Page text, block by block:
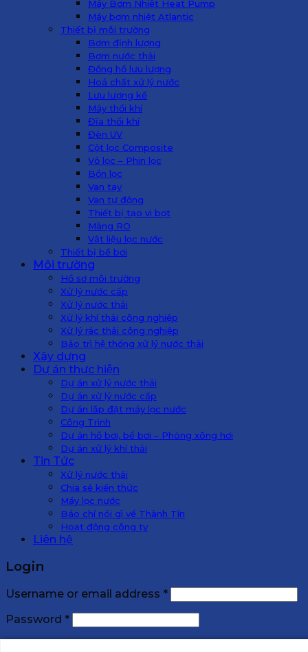
Máy Bơm Nhiệt Heat Pump
Máy bơm nhiệt Atlantic
Thiết bị môi trường
Bơm định lượng
Bơm nước thải
Đồng hồ lưu lượng
Hoá chất xử lý nước
Lưu lượng kế
Máy thổi khí
Đĩa thổi khí
Đèn UV
Cột lọc Composite
Vỏ lọc – Phin lọc
Bồn lọc
Van tay
Van tự động
Thiết bị tạo vi bọt
Màng RO
Vật liệu lọc nước
Thiết bị bể bơi
Môi trường
Hồ sơ môi trường
Xử lý nước cấp
Xử lý nước thải
Xử lý khí thải công nghiệp
Xử lý rác thải công nghiệp
Bảo trì hệ thống xử lý nước thải
Xây dựng
Dự án thực hiện
Dự án xử lý nước thải
Dự án xử lý nước cấp
Dự án lắp đặt máy lọc nước
Công Trình
Dự án hồ bơi, bể bơi – Phòng xông hơi
Dự án xử lý khí thải
Tin Tức
Xử lý nước thải
Chia sẻ kiến thức
Máy lọc nước
Báo chí nói gì về Thành Tín
Hoạt động công ty
Liên hệ
Login
Username or email address *
Password *